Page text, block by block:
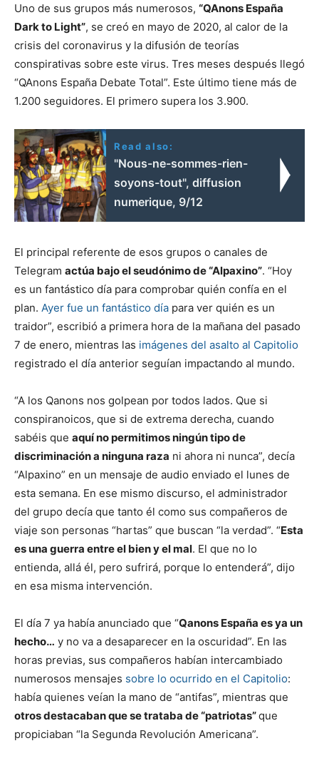
Uno de sus grupos más numerosos, “QAnons España
Dark to Light”, se creó en mayo de 2020, al calor de la
crisis del coronavirus y la difusión de teorías
conspirativas sobre este virus. Tres meses después llegó
“QAnons España Debate Total”. Este último tiene más de
1.200 seguidores. El primero supera los 3.900.
Read also:
"Nous-ne-sommes-rien-
soyons-tout", diffusion
numerique, 9/12
El principal referente de esos grupos o canales de
Telegram actúa bajo el seudónimo de “Alpaxino”. “Hoy
es un fantástico día para comprobar quién confía en el
plan. Ayer fue un fantástico día para ver quién es un
traidor”, escribió a primera hora de la mañana del pasado
7 de enero, mientras las imágenes del asalto al Capitolio
registrado el día anterior seguían impactando al mundo.
“A los Qanons nos golpean por todos lados. Que si
conspiranoicos, que si de extrema derecha, cuando
sabéis que aquí no permitimos ningún tipo de
discriminación a ninguna raza ni ahora ni nunca”, decía
“Alpaxino” en un mensaje de audio enviado el lunes de
esta semana. En ese mismo discurso, el administrador
del grupo decía que tanto él como sus compañeros de
viaje son personas “hartas” que buscan “la verdad”. “Esta
es una guerra entre el bien y el mal. El que no lo
entienda, allá él, pero sufrirá, porque lo entenderá”, dijo
en esa misma intervención.
El día 7 ya había anunciado que “Qanons España es ya un
hecho… y no va a desaparecer en la oscuridad”. En las
horas previas, sus compañeros habían intercambiado
numerosos mensajes sobre lo ocurrido en el Capitolio:
había quienes veían la mano de “antifas”, mientras que
otros destacaban que se trataba de “patriotas”que
propiciaban “la Segunda Revolución Americana”.